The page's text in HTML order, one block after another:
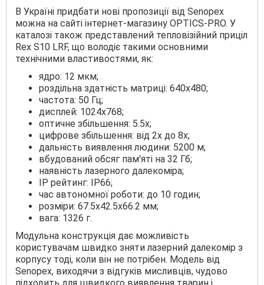
В Україні придбати нові пропозиції від Senopex
можна на сайті інтернет-магазину OPTICS-PRO. У
каталозі також представлений тепловізійний приціл
Rex S10 LRF, що володіє такими основними
технічними властивостями, як:
ядро: 12 мкм;
роздільна здатність матриці: 640x480;
частота: 50 Гц;
дисплей: 1024x768;
оптичне збільшення: 5.5x;
цифрове збільшення: від 2x до 8x;
дальність виявлення людини: 5200 м;
вбудований обсяг пам'яті на 32 Гб;
наявність лазерного далекоміра;
IP рейтинг: IP66;
час автономної роботи: до 10 годин;
розміри: 67.5x42.5x66.2 мм;
вага: 1326 г.
Модульна конструкція дає можливість
користувачам швидко зняти лазерний далекомір з
корпусу тоді, коли він не потрібен. Модель від
Senopex, виходячи з відгуків мисливців, чудово